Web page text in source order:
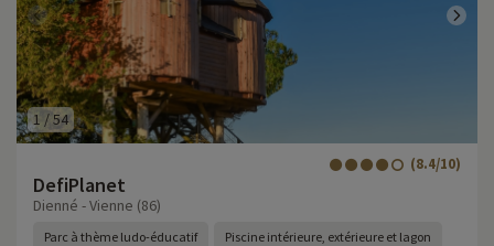
1 /54
DefiPlanet
(8.4/10)
Dienné - Vienne (86)
Parc à thème ludo-éducatif Piscine intérieure, extérieure et lagon